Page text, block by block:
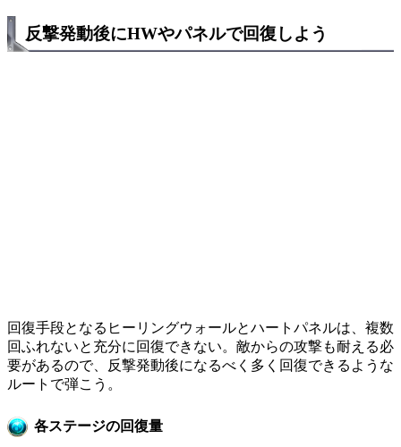
反撃発動後にHWやパネルで回復しよう
回復手段となるヒーリングウォールとハートパネルは、複数
回ふれないと充分に回復できない。敵からの攻撃も耐える必
要があるので、反撃発動後になるべく多く回復できるような
ルートで弾こう。
各ステージの回復量